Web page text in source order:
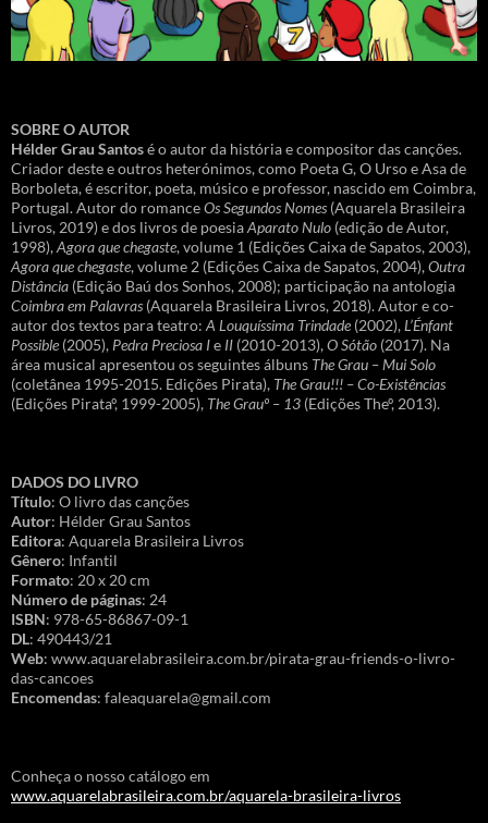
SOBRE O AUTOR
Hélder Grau Santosé o autor da história e compositor das canções.
Criador deste e outros heterónimos, como Poeta G, O Urso e Asa de
Borboleta, é escritor, poeta, músico e professor, nascido em Coimbra,
Portugal. Autor do romanceOs Segundos Nomes (Aquarela Brasileira
Livros, 2019) e dos livros de poesiaAparato Nulo (edição de Autor,
1998),Agora que chegaste, volume 1 (Edições Caixa de Sapatos, 2003),
Agora que chegaste, volume 2 (Edições Caixa de Sapatos, 2004),Outra
Distância (Edição Baú dos Sonhos, 2008); participação na antologia
Coimbra em Palavras (Aquarela Brasileira Livros, 2018). Autor e co-
autor dos textos para teatro: A Louquíssima Trindade (2002),L’Énfant
Possible (2005), Pedra Preciosa Ie II (2010-2013),O Sótão (2017). Na
área musical apresentou os seguintes álbuns The Grau – Mui Solo
(coletânea 1995-2015. Edições Pirata), The Grau!!! – Co-Existências
(Edições Pirataº, 1999-2005), The Grauº – 13 (Edições Theº, 2013).
DADOS DO LIVRO
Título: O livro das canções
Autor: Hélder Grau Santos
Editora: Aquarela Brasileira Livros
Gênero: Infantil
Formato: 20 x 20 cm
Número de páginas: 24
ISBN: 978-65-86867-09-1
DL: 490443/21
Web: www.aquarelabrasileira.com.br/pirata-grau-friends-o-livro-
das-cancoes
Encomendas: faleaquarela@gmail.com
Conheça o nosso catálogo em
www.aquarelabrasileira.com.br/aquarela-brasileira-livros